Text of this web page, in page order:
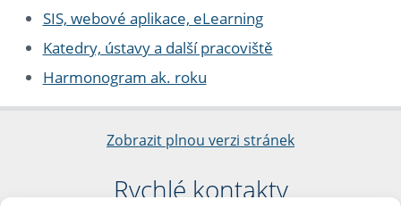
SIS, webové aplikace, eLearning
Katedry, ústavy a další pracoviště
Harmonogram ak. roku
Zobrazit plnou verzi stránek
Rychlé kontakty